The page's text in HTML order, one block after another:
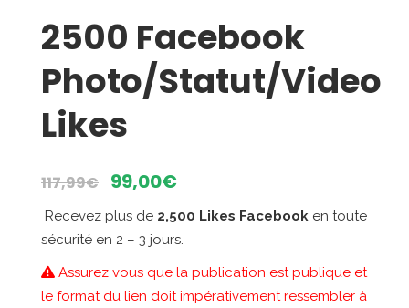
2500 Facebook
Photo/Statut/Video
Likes
117,99€
Le
prix
initial
était :
117,99€.
99,00€
prix
actuel
est :
99,00€.
Recevez plus de 2,500 Likes Facebook en toute
sécurité en 2 – 3 jours.
Assurez vous que la publication est publique et
le format du lien doit impérativement ressembler à